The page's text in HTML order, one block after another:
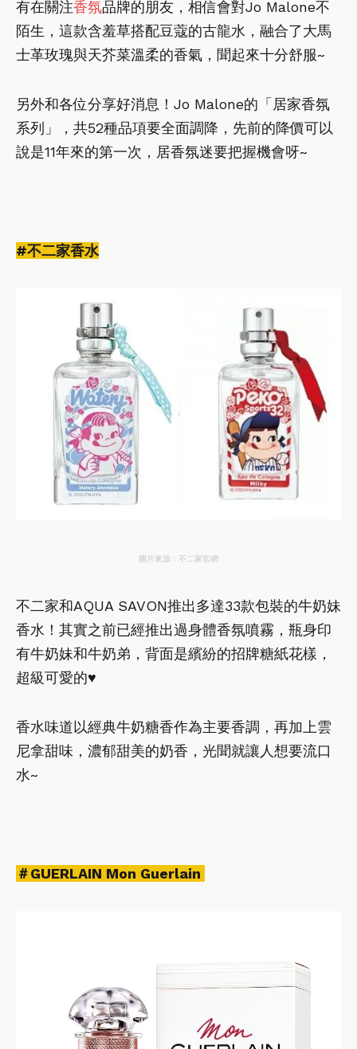
有在關注香氛品牌的朋友，相信會對Jo Malone不
陌生，這款含羞草搭配豆蔻的古龍水，融合了大馬
士革玫瑰與天芥菜溫柔的香氣，聞起來十分舒服~
另外和各位分享好消息！Jo Malone的「居家香氛
系列」，共52種品項要全面調降，先前的降價可以
說是11年來的第一次，居香氛迷要把握機會呀~
#不二家香水
圖片來源：不二家官網
不二家和AQUA SAVON推出多達33款包裝的牛奶妹
香水！其實之前已經推出過身體香氛噴霧，瓶身印
有牛奶妹和牛奶弟，背面是繽紛的招牌糖紙花樣，
超級可愛的♥
香水味道以經典牛奶糖香作為主要香調，再加上雲
尼拿甜味，濃郁甜美的奶香，光聞就讓人想要流口
水~
＃GUERLAIN Mon Guerlain